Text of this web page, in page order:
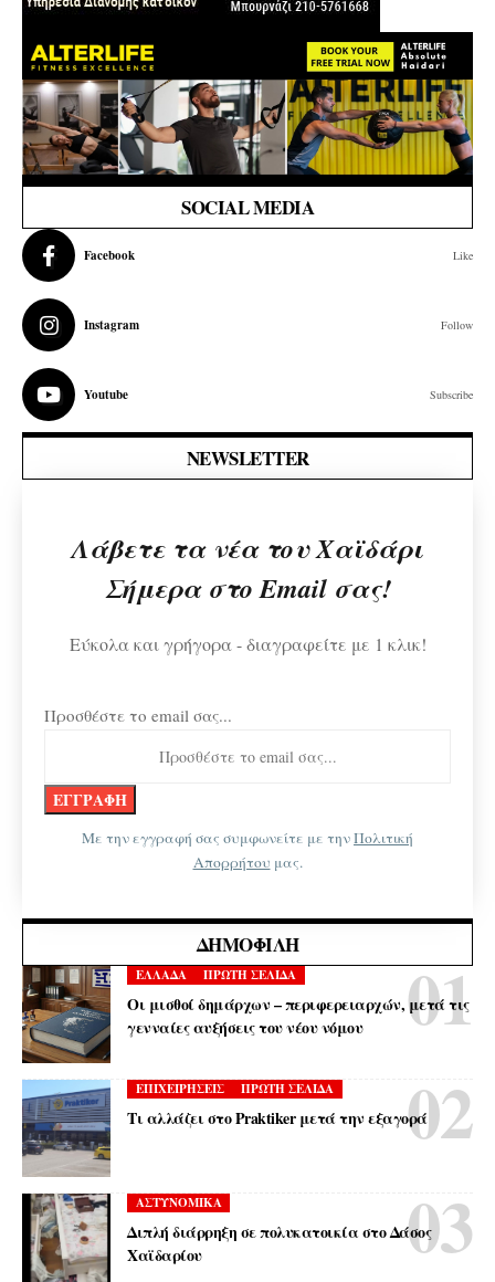
SOCIAL MEDIA
Facebook Like
Instagram Follow
Youtube Subscribe
NEWSLETTER
Λάβετε τα νέα του Χαϊδάρι
Σήμερα στο Email σας!
Εύκολα και γρήγορα - διαγραφείτε με 1 κλικ!
Προσθέστε το email σας...
Με την εγγραφή σας συμφωνείτε με τηνΠολιτική
Απορρήτου μας.
ΔΗΜΟΦΙΛΉ
ΕΛΛΑΔΑ ΠΡΩΤΗ ΣΕΛΙΔΑ
Οι μισθοί δημάρχων – περιφερειαρχών, μετά τις
γενναίες αυξήσεις του νέου νόμου
ΕΠΙΧΕΙΡΗΣΕΙΣ ΠΡΩΤΗ ΣΕΛΙΔΑ
Τι αλλάζει στο Praktiker μετά την εξαγορά
ΑΣΤΥΝΟΜΙΚΑ
Διπλή διάρρηξη σε πολυκατοικία στο Δάσος
Χαϊδαρίου